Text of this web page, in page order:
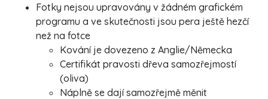
Fotky nejsou upravovány v žádném grafickém
programu a ve skutečnosti jsou pera ještě hezčí
než na fotce
Kování je dovezeno z Anglie/Německa
Certifikát pravosti dřeva samozřejmostí
(oliva)
Náplně se dají samozřejmě měnit